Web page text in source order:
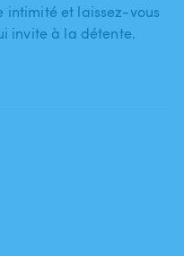
intimité et laissez-vous
invite à la détente.